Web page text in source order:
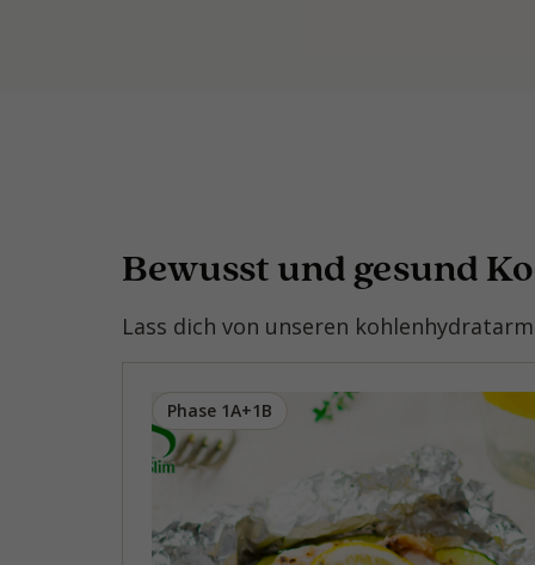
Bewusst und gesund
Lass dich von unseren
Phase 1A+1B